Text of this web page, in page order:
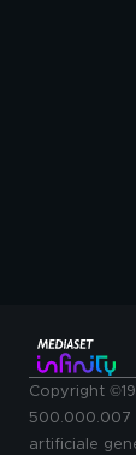
Copyright
500.000.007
artificiale